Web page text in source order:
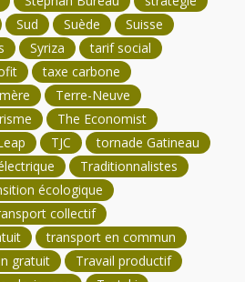
Sud Suède
Suisse
Syriza
tarif social
taxe carbone
Terre-Neuve
The Economist
TJC
tornade Gatineau
Traditionnalistes
écologique
collectif
transport en commun
gratuit
Travail productif